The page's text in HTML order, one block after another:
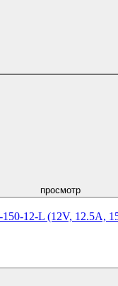
просмотр
12-L (12V, 12.5A,